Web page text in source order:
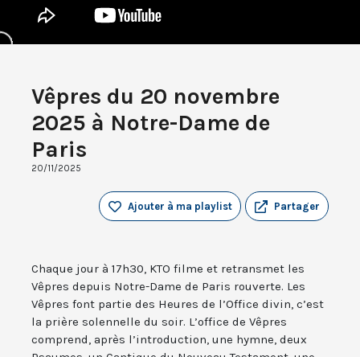
Vêpres du 20 novembre
2025 à Notre-Dame de
Paris
20/11/2025
Partager
Ajouter à ma playlist
Chaque jour à 17h30, KTO filme et retransmet les
Vêpres depuis Notre-Dame de Paris rouverte. Les
Vêpres font partie des Heures de l’Office divin, c’est
la prière solennelle du soir. L’office de Vêpres
comprend, après l’introduction, une hymne, deux